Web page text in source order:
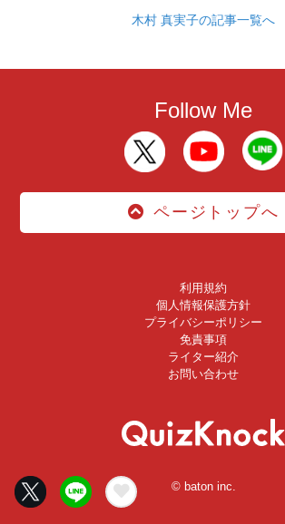
木村 真実子の記事一覧へ
Follow Me
ページトップへ
利用規約
個人情報保護方針
プライバシーポリシー
免責事項
ライター紹介
お問い合わせ
© baton inc.